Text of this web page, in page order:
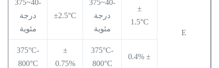
E
±
1.5°C
-40~375
درجة
مئوية
±2.5°C
-40~375
درجة
مئوية
± 0.4%
375°C-
800°C
±
0.75%
375°C-
800°C